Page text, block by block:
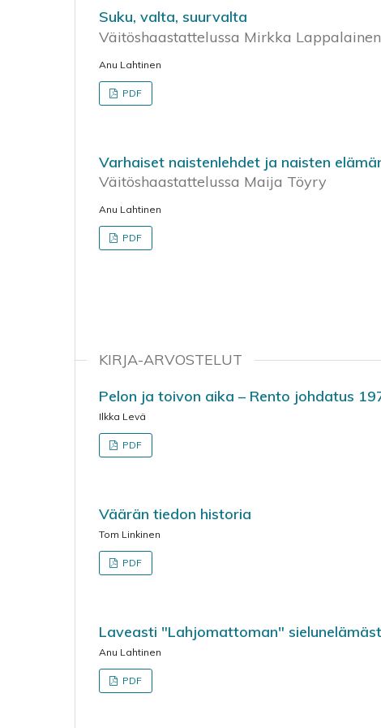
Suku, valta, suurvalta
Väitöshaastattelussa Mirkka Lappalainen
Anu Lahtinen
PDF
Varhaiset naistenlehdet ja naisten
Väitöshaastattelussa Maija Töyry
Anu Lahtinen
PDF
KIRJA-ARVOSTELUT
Pelon ja toivon aika – Rento johdatus
Ilkka Levä
PDF
Väärän tiedon historia
Tom Linkinen
PDF
Laveasti "Lahjomattoman"
Anu Lahtinen
PDF